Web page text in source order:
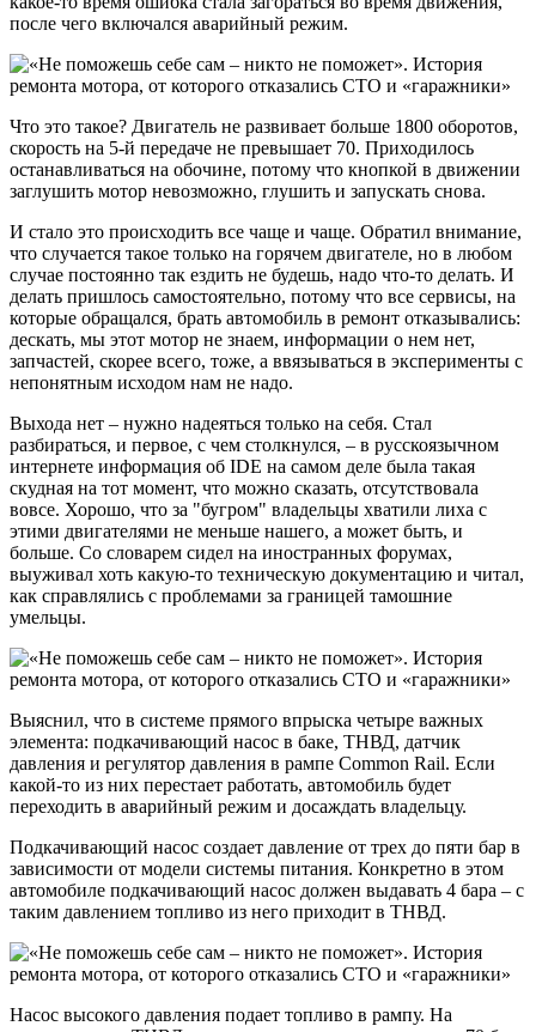
после чего включался аварийный режим.
Что это такое? Двигатель не развивает больше 1800 оборотов,
скорость на 5-й передаче не превышает 70. Приходилось
останавливаться на обочине, потому что кнопкой в движении
заглушить мотор невозможно, глушить и запускать снова.
И стало это происходить все чаще и чаще. Обратил внимание,
что случается такое только на горячем двигателе, но в любом
случае постоянно так ездить не будешь, надо что-то делать. И
делать пришлось самостоятельно, потому что все сервисы, на
которые обращался, брать автомобиль в ремонт отказывались:
дескать, мы этот мотор не знаем, информации о нем нет,
запчастей, скорее всего, тоже, а ввязываться в эксперименты с
непонятным исходом нам не надо.
Выхода нет – нужно надеяться только на себя. Стал
разбираться, и первое, с чем столкнулся, – в русскоязычном
интернете информация об IDE на самом деле была такая
скудная на тот момент, что можно сказать, отсутствовала
вовсе. Хорошо, что за "бугром" владельцы хватили лиха с
этими двигателями не меньше нашего, а может быть, и
больше. Со словарем сидел на иностранных форумах,
выуживал хоть какую-то техническую документацию и читал,
как справлялись с проблемами за границей тамошние
умельцы.
Выяснил, что в системе прямого впрыска четыре важных
элемента: подкачивающий насос в баке, ТНВД, датчик
давления и регулятор давления в рампе Common Rail. Если
какой-то из них перестает работать, автомобиль будет
переходить в аварийный режим и досаждать владельцу.
Подкачивающий насос создает давление от трех до пяти бар в
зависимости от модели системы питания. Конкретно в этом
автомобиле подкачивающий насос должен выдавать 4 бара – с
таким давлением топливо из него приходит в ТНВД.
Насос высокого давления подает топливо в рампу. На